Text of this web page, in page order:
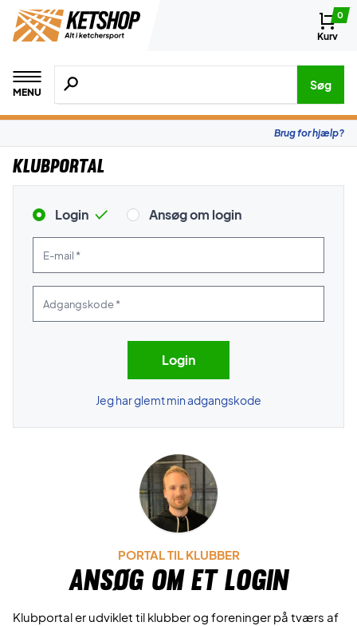
0
Kurv
MENU
Søg efter produkter, mærker etc.
Søg
Brug for hjælp?
Klubportal
Login Ansøg om login
Jeg har glemt min adgangskode
PORTAL TIL KLUBBER
Ansøg om et login
Klubportal er udviklet til klubber og foreninger på tværs af